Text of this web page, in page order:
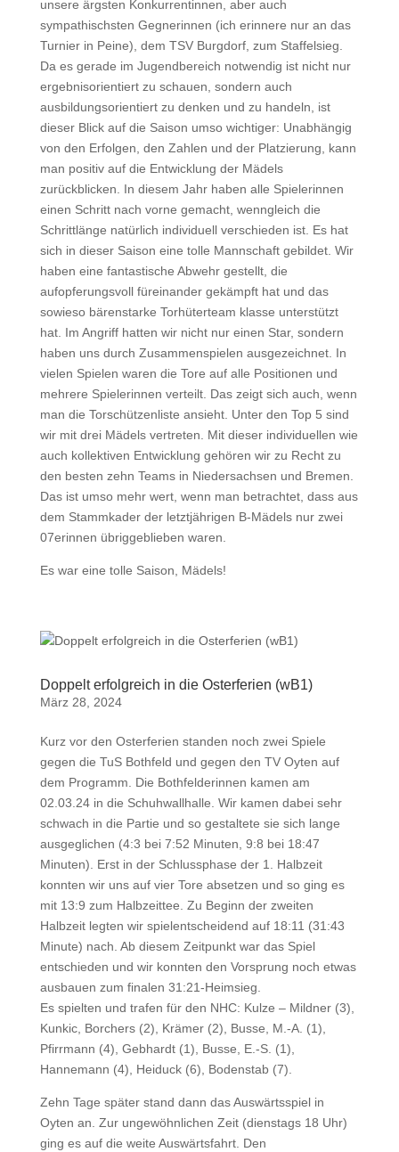
unsere ärgsten Konkurrentinnen, aber auch
sympathischsten Gegnerinnen (ich erinnere nur an das
Turnier in Peine), dem TSV Burgdorf, zum Staffelsieg.
Da es gerade im Jugendbereich notwendig ist nicht nur
ergebnisorientiert zu schauen, sondern auch
ausbildungsorientiert zu denken und zu handeln, ist
dieser Blick auf die Saison umso wichtiger: Unabhängig
von den Erfolgen, den Zahlen und der Platzierung, kann
man positiv auf die Entwicklung der Mädels
zurückblicken. In diesem Jahr haben alle Spielerinnen
einen Schritt nach vorne gemacht, wenngleich die
Schrittlänge natürlich individuell verschieden ist. Es hat
sich in dieser Saison eine tolle Mannschaft gebildet. Wir
haben eine fantastische Abwehr gestellt, die
aufopferungsvoll füreinander gekämpft hat und das
sowieso bärenstarke Torhüterteam klasse unterstützt
hat. Im Angriff hatten wir nicht nur einen Star, sondern
haben uns durch Zusammenspielen ausgezeichnet. In
vielen Spielen waren die Tore auf alle Positionen und
mehrere Spielerinnen verteilt. Das zeigt sich auch, wenn
man die Torschützenliste ansieht. Unter den Top 5 sind
wir mit drei Mädels vertreten. Mit dieser individuellen wie
auch kollektiven Entwicklung gehören wir zu Recht zu
den besten zehn Teams in Niedersachsen und Bremen.
Das ist umso mehr wert, wenn man betrachtet, dass aus
dem Stammkader der letztjährigen B-Mädels nur zwei
07erinnen übriggeblieben waren.
Es war eine tolle Saison, Mädels!
Doppelt erfolgreich in die Osterferien (wB1)
März 28, 2024
Kurz vor den Osterferien standen noch zwei Spiele
gegen die TuS Bothfeld und gegen den TV Oyten auf
dem Programm. Die Bothfelderinnen kamen am
02.03.24 in die Schuhwallhalle. Wir kamen dabei sehr
schwach in die Partie und so gestaltete sie sich lange
ausgeglichen (4:3 bei 7:52 Minuten, 9:8 bei 18:47
Minuten). Erst in der Schlussphase der 1. Halbzeit
konnten wir uns auf vier Tore absetzen und so ging es
mit 13:9 zum Halbzeittee. Zu Beginn der zweiten
Halbzeit legten wir spielentscheidend auf 18:11 (31:43
Minute) nach. Ab diesem Zeitpunkt war das Spiel
entschieden und wir konnten den Vorsprung noch etwas
ausbauen zum finalen 31:21-Heimsieg.
Es spielten und trafen für den NHC: Kulze – Mildner (3),
Kunkic, Borchers (2), Krämer (2), Busse, M.-A. (1),
Pfirrmann (4), Gebhardt (1), Busse, E.-S. (1),
Hannemann (4), Heiduck (6), Bodenstab (7).
Zehn Tage später stand dann das Auswärtsspiel in
Oyten an. Zur ungewöhnlichen Zeit (dienstags 18 Uhr)
ging es auf die weite Auswärtsfahrt. Den